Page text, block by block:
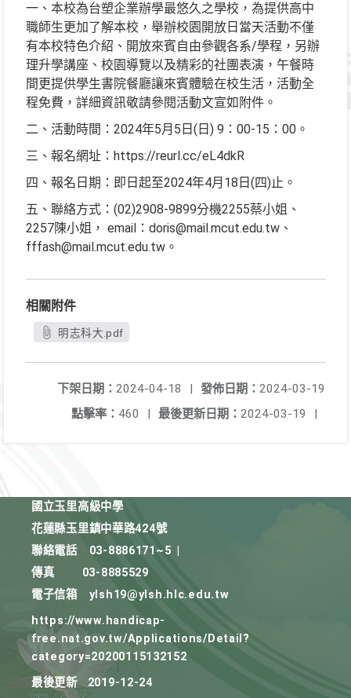
一、本校為台塑企業辦學最悠久之學校，為提供高中
職師生更加了解本校，舉辦校園開放日當天活動不僅
有本校特色介紹、開放來賓自由參觀各系/學程，另辦
理升學講座、校園導覽以及精彩的社團表演，午餐時
間更提供學生書院餐廳讓來賓體驗在校生活，活動全
程免費，詳細資訊敬請參閱活動文宣如附件。
二、活動時間：2024年5月5日(日) 9：00-15：00。
三、報名網址：https://reurl.cc/eL4dkR
四、報名日期：即日起至2024年4月18日(四)止。
五、聯絡方式：(02)2908-9899分機2255蔡小姐、
2257陳小姐， email：doris@mail.mcut.edu.tw、
fffash@mail.mcut.edu.tw。
相關附件
明志科大.pdf
發佈日期： 2024-03-19
下架日期： 2024-04-18
|
最後更新日期： 2024-03-19 |
點擊率： 460 |
國立玉里高級中學
花蓮縣玉里鎮中華路424號
聯絡電話
03-8886171~5
傳真
03-8885529
電子信箱
ylsh19@ylsh.hlc.edu.tw
https://www.handicap-
free.nat.gov.tw/Applications/Detail?
category=20200115132152
最後更新
2019-12-24